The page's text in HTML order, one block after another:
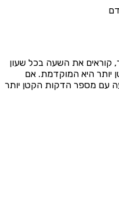
קוראים את השעה בכל שעון
יותר היא המוקדמת. אם
עם מספר הדקות הקטן יותר